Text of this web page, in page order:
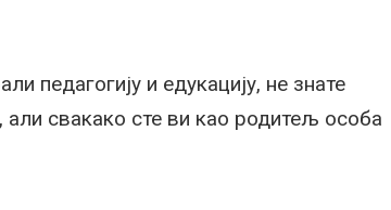
педагогију и едукацију, не знате
али свакако сте ви као родитељ особа